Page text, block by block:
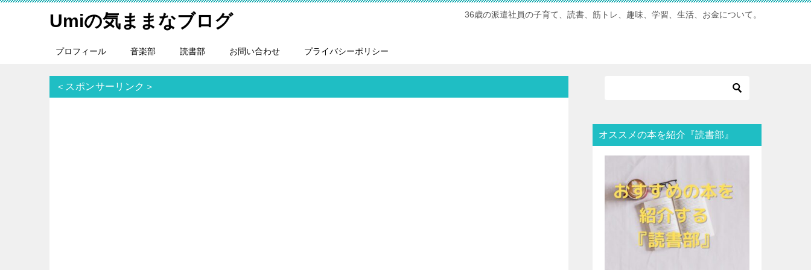
Umiの気ままなブログ 36歳の派遣社員の子育て、読書、筋トレ、趣味、学習、生活、お金について。
プロフィール 音楽部 読書部 お問い合わせ プライバシーポリシー
＜スポンサーリンク＞
オススメの本を紹介『読書部』